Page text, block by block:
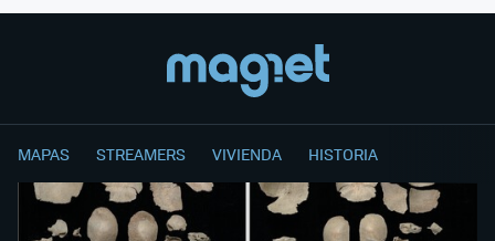
MAPAS STREAMERS VIVIENDA HISTORIA